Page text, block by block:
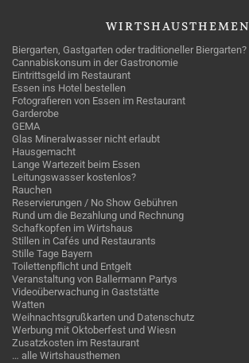
WIRTSHAUSTHEMEN
Biergarten, Gastgarten oder traditioneller Biergarten?
Cannabiskonsum in der Gastronomie
Eintrittsgeld im Restaurant
Essen ins Hotel bestellen
Fotografieren von Essen im Restaurant
Garderobe
GEMA
Glas Mineralwasser nicht erlaubt
Hausgemacht
Lange Wartezeit beim Essen
Leitungswasser kostenlos?
Rauchen
Reservierungen / No Show Gebühren
Rund um die Bezahlung und Rechnung
Schafkopfen im Wirtshaus
Stillen in Cafés und Restaurants
Stille Tage Bayern
Toilettenpflicht und Entgelt
Veranstaltung von Ballermann Partys
Videoüberwachung in Gaststätte
Watten
Weihnachtsgrußkarten und Datenschutz
Werbung mit Oktoberfest und Wiesn
Zusatzkosten im Restaurant
… alle Wirtshausthemen